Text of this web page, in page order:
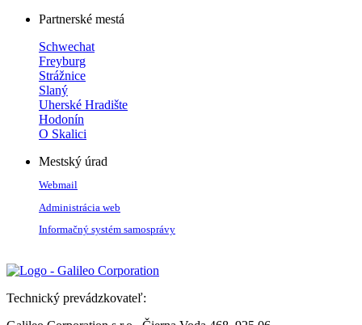
Partnerské mestá
Schwechat
Freyburg
Strážnice
Slaný
Uherské Hradište
Hodonín
O Skalici
Mestský úrad
Webmail
Administrácia web
Informačný systém samosprávy
Technický prevádzkovateľ: